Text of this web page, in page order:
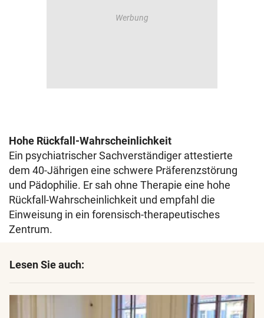
Hohe Rückfall-Wahrscheinlichkeit
Ein psychiatrischer Sachverständiger attestierte
dem 40-Jährigen eine schwere Präferenzstörung
und Pädophilie. Er sah ohne Therapie eine hohe
Rückfall-Wahrscheinlichkeit und empfahl die
Einweisung in ein forensisch-therapeutisches
Zentrum.
Lesen Sie auch: